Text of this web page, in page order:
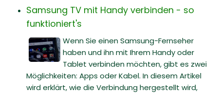
Samsung TV mit Handy verbinden - so
funktioniert's
Wenn Sie einen Samsung-Fernseher
haben und ihn mit Ihrem Handy oder
Tablet verbinden möchten, gibt es zwei
Möglichkeiten: Apps oder Kabel. In diesem Artikel
wird erklärt, wie die Verbindung hergestellt wird,